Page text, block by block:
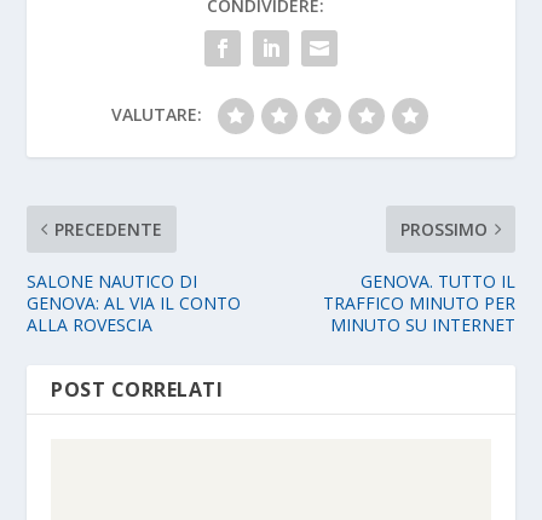
CONDIVIDERE:
VALUTARE:
PRECEDENTE
SALONE NAUTICO DI
GENOVA: AL VIA IL CONTO
ALLA ROVESCIA
PROSSIMO
GENOVA. TUTTO IL
TRAFFICO MINUTO PER
MINUTO SU INTERNET
POST CORRELATI